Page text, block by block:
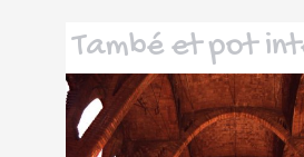
També et pot